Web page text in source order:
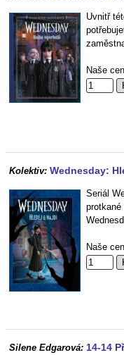
Uvnitř
Naše
Kolektiv: Wednesday:
Seriál
Naše
Silene Edgarová: 14-14